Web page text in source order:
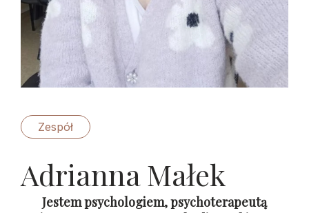
Zespół
Adrianna Małek
Jestem psychologiem, psychoterapeutą